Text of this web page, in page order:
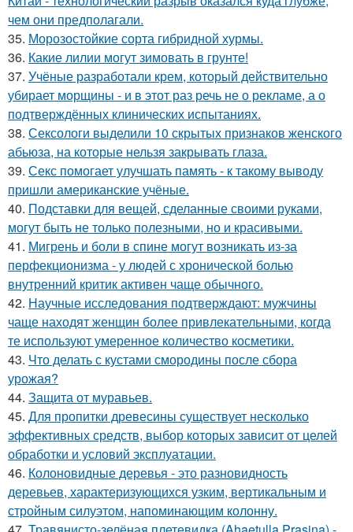
чем они предполагали.
35. Морозостойкие сорта гибридной хурмы.
36. Какие лилии могут зимовать в грунте!
37. Учёные разработали крем, который действительно
убирает морщины - и в этот раз речь не о рекламе, а о
подтверждённых клинических испытаниях.
38. Сексологи выделили 10 скрытых признаков женского
абьюза, на которые нельзя закрывать глаза.
39. Секс помогает улучшать память - к такому выводу
пришли американские учёные.
40. Подставки для вещей, сделанные своими руками,
могут быть не только полезными, но и красивыми.
41. Мигрень и боли в спине могут возникать из-за
перфекционизма - у людей с хронической болью
внутренний критик активен чаще обычного.
42. Научные исследования подтверждают: мужчины
чаще находят женщин более привлекательными, когда
те используют умеренное количество косметики.
43. Что делать с кустами смородины после сбора
урожая?
44. Защита от муравьев.
45. Для пропитки древесины существует несколько
эффективных средств, выбор которых зависит от целей
обработки и условий эксплуатации.
46. Колоновидные деревья - это разновидность
деревьев, характеризующихся узким, вертикальным и
стройным силуэтом, напоминающим колонну.